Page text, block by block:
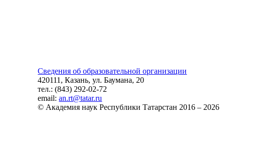
Сведения об образовательной организации
420111, Казань, ул. Баумана, 20
тел.: (843) 292-02-72
email:an.rt@tatar.ru
© Академия наук Республики Татарстан 2016 – 2026